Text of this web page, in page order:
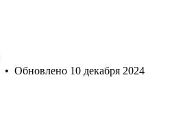
• Обновлено 10 декабря 2024